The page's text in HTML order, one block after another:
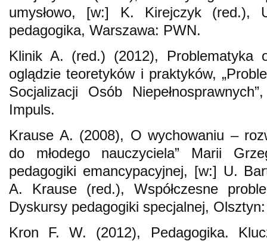
umysłowo, [w:] K. Kirejczyk (red.),
pedagogika, Warszawa: PWN.
Klinik A. (red.) (2012), Problematyka
oglądzie teoretyków i praktyków,
Socjalizacji Osób
Impuls.
Krause A. (2008), O wychowaniu –
do młodego nauczyciela” Marii
pedagogiki emancypacyjnej, [w:] U.
A. Krause (red.), Współczesne
Dyskursy pedagogiki specjalnej,
Kron F. W. (2012), Pedagogika.